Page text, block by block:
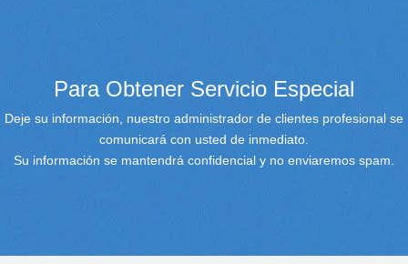
Para Obtener Servicio Especial
Deje su información, nuestro administrador de clientes profesional se
comunicará con usted de inmediato.
Su información se mantendrá confidencial y no enviaremos spam.